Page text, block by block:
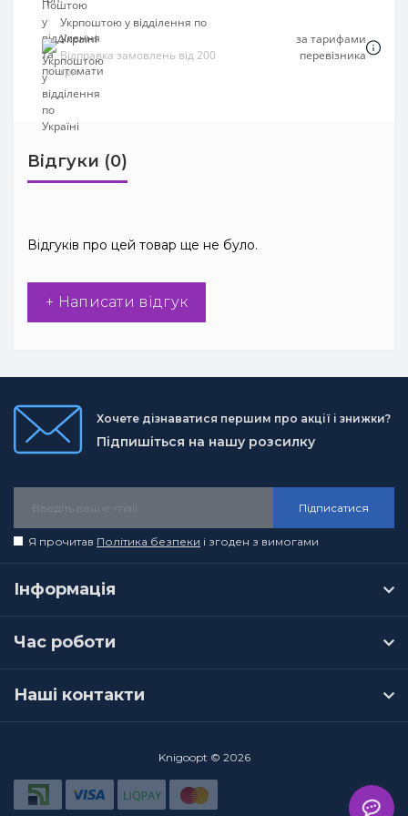
Укрпоштою у відділення по
Україні
Відправка замовлень від 200
грн
за тарифами
перевізника
Відгуки (0)
Відгуків про цей товар ще не було.
+ Написати відгук
Хочете дізнаватися першим про акції і знижки?
Підпишіться на нашу розсилку
Підписатися
Я прочитав Політика безпеки і згоден з вимогами
Інформація
Час роботи
Наші контакти
Knigoopt © 2026